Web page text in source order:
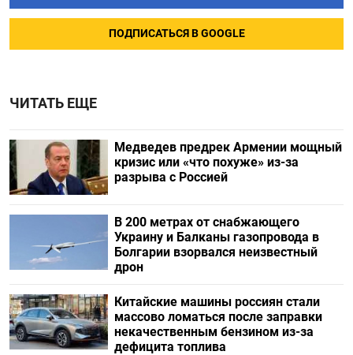
ПОДПИСАТЬСЯ В GOOGLE
ЧИТАТЬ ЕЩЕ
Медведев предрек Армении мощный
кризис или «что похуже» из-за
разрыва с Россией
В 200 метрах от снабжающего
Украину и Балканы газопровода в
Болгарии взорвался неизвестный
дрон
Китайские машины россиян стали
массово ломаться после заправки
некачественным бензином из-за
дефицита топлива